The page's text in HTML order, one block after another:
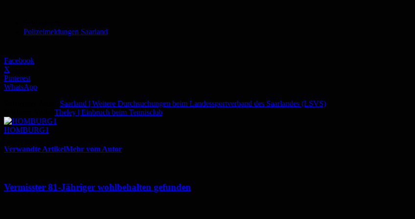
Polizeimeldungen Saarland
Facebook
X
Pinterest
WhatsApp
Saarland | Weitere Durchsuchungen beim Landessportverband des Saarlandes (LSVS)
Theley | Einbruch beim Tennisclub
HOMBURG1
Verwandte ArtikelMehr vom Autor
Vermisster 81-Jähriger wohlbehalten gefunden